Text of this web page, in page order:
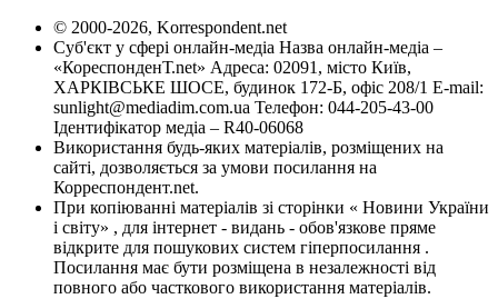
© 2000-2026, Korrespondent.net
Суб'єкт у сфері онлайн-медіа Назва онлайн-медіа –
«КореспонденТ.net» Адреса: 02091, місто Київ,
ХАРКІВСЬКЕ ШОСЕ, будинок 172-Б, офіс 208/1 E-mail:
sunlight@mediadim.com.ua Телефон: 044-205-43-00
Ідентифікатор медіа – R40-06068
Використання будь-яких матеріалів, розміщених на
сайті, дозволяється за умови посилання на
Корреспондент.net.
При копіюванні матеріалів зі сторінки « Новини України
і світу» , для інтернет - видань - обов'язкове пряме
відкрите для пошукових систем гіперпосилання .
Посилання має бути розміщена в незалежності від
повного або часткового використання матеріалів.